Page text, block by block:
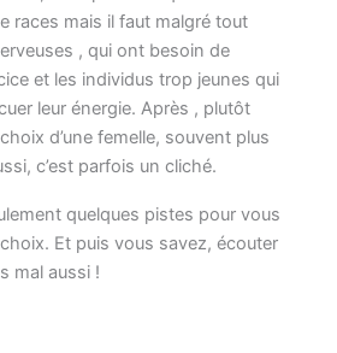
races mais il faut malgré tout
, qui ont besoin de
et les individus trop jeunes qui
leur énergie. Après , plutôt
d’une femelle, souvent plus
c’est parfois un cliché.
quelques pistes pour vous
Et puis vous savez, écouter
mal aussi !